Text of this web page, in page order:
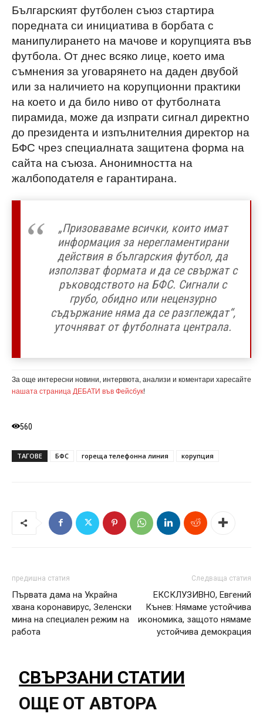
Българският футболен съюз стартира
поредната си инициатива в борбата с
манипулирането на мачове и корупцията във
футбола. От днес всяко лице, което има
съмнения за уговарянето на даден двубой
или за наличието на корупционни практики
на което и да било ниво от футболната
пирамида, може да изпрати сигнал директно
до президента и изпълнителния директор на
БФС чрез специалната защитена форма на
сайта на съюза. Анонимността на
жалбоподателя е гарантирана.
„Призоваваме всички, които имат
информация за нерегламентирани
действия в българския футбол, да
използват формата и да се свържат с
ръководството на БФС. Сигнали с
грубо, обидно или нецензурно
съдържание няма да се разглеждат“,
уточняват от футболната централа.
За още интересни новини, интервюта, анализи и коментари харесайте
нашата страница ДЕБАТИ във Фейсбук!
560
ТАГОВЕ БФС гореща телефонна линия корупция
предишна статия
Първата дама на Украйна
хвана коронавирус, Зеленски
мина на специален режим на
работа
Следваща статия
ЕКСКЛУЗИВНО, Евгений
Кънев: Нямаме устойчива
икономика, защото нямаме
устойчива демокрация
СВЪРЗАНИ СТАТИИ
ОЩЕ ОТ АВТОРА